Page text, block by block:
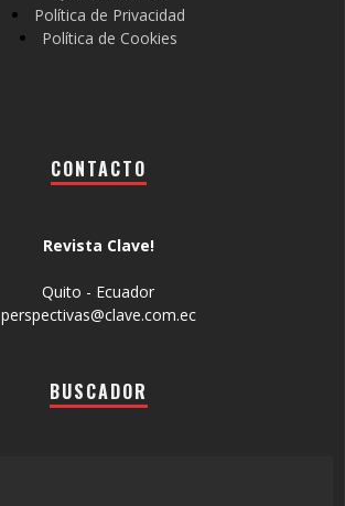
Política de Privacidad
Política de Cookies
CONTACTO
Revista Clave!
Quito - Ecuador
perspectivas@clave.com.ec
BUSCADOR